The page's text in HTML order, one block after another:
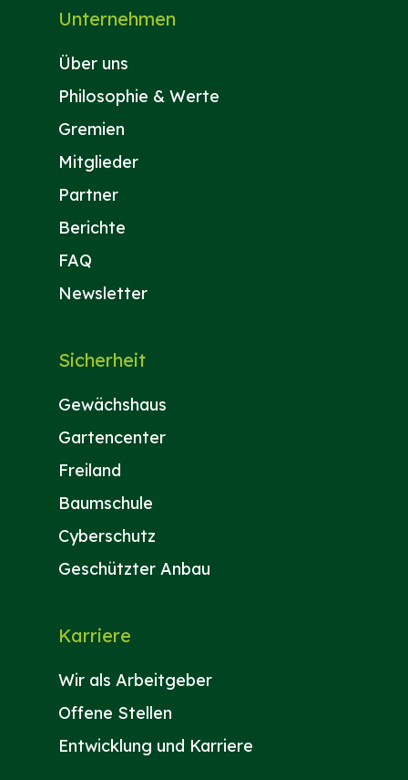
Unternehmen
Über uns
Philosophie & Werte
Gremien
Mitglieder
Partner
Berichte
FAQ
Newsletter
Sicherheit
Gewächshaus
Gartencenter
Freiland
Baumschule
Cyberschutz
Geschützter Anbau
Karriere
Wir als Arbeitgeber
Offene Stellen
Entwicklung und Karriere